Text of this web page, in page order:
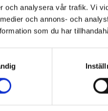
och analysera vår trafik. Vi
och annons- och
som du har
Filer